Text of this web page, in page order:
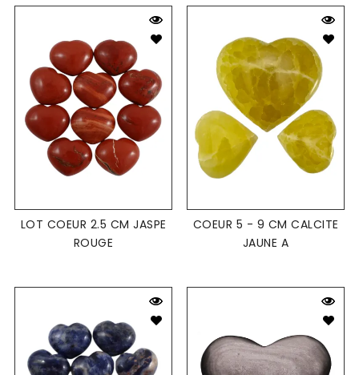
LOT COEUR 2.5 CM JASPE
ROUGE
COEUR 5 - 9 CM CALCITE
JAUNE A